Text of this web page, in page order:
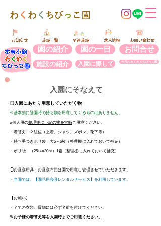
​わ く わ く ちびっ こ園
​お知らせ ​施設一覧 ​関連施設 ​求人情報 ​お問い合わせ
園の紹介
施設の紹介
園の一日
入園に際して
お問合せ
今月のわくわくちびっこ園
​入園にそなえて
◎入園にあたり用意していただく物
※基本的に登園時の持ち物を用意してくるものはありません。
○個人用の整理棚に下記の物を常時ご用意ください。
・着替え…２組位（上着、シャツ、ズボン、靴下等）
・持ち手つきポリ袋 大5～6枚（整理棚に入れておいて補充）
・ポリ袋 （25㎝×30㎝）1箱（整理棚に入れておいて補充）
◯お昼寝用具 ・ お昼寝布団は園で用意し管理させていただきます。
・当園では、【園児用寝具レンタルサービス】を利用しています。
【お願い】
・全ての衣類、履物には必ず名前を付けてください。
※お子様の着替え等を入園時までご用意ください。